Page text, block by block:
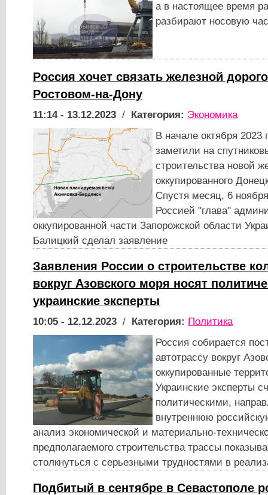
а в настоящее время
разбирают носовую
Россия хочет связать железной
Ростовом-на-Дону
11:14 - 13.12.2023 / Категория: Экономика
В начале октября 2023
заметили на
строительства новой
оккупированного
Спустя месяц, 6
Россией "глава"
оккупированной части Запорожской области
Балицкий сделал заявление
Заявления России о строительстве
вокруг Азовского моря носят
украинские эксперты
10:05 - 12.12.2023 / Категория: Политика
Россия собирается
автотрассу вокруг
оккупированные
Украинские эксперты
политическими,
внутреннюю
анализ экономической и материально-
предполагаемого строительства трассы
столкнуться с серьезными трудностями в
Подбитый в сентябре в Севастополе